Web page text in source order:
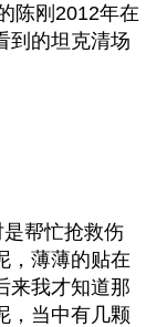
陈刚2012年在
到的坦克清场
帮忙抢救伤
，薄薄的贴在
来我才知道那
，当中有几颗